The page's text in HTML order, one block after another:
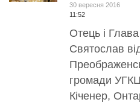
30 вересня 2016
11:52
Отець і
Святослав
громади УГКЦ
Кіченер,